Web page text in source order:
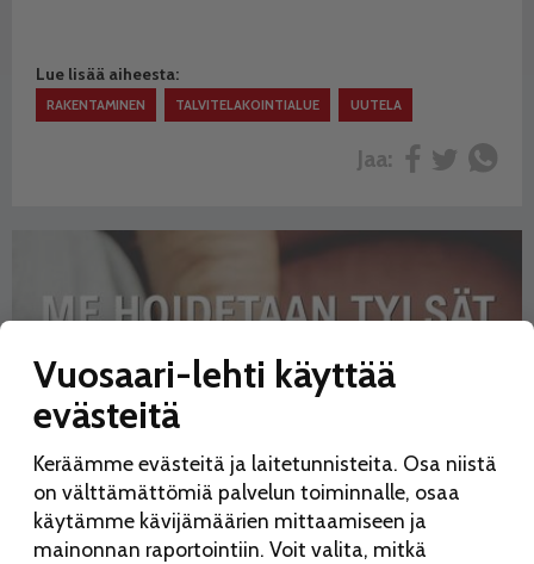
Lue lisää aiheesta:
RAKENTAMINEN TALVITELAKOINTIALUE UUTELA
Jaa:
Vuosaari-lehti käyttää
evästeitä
Keräämme evästeitä ja laitetunnisteita. Osa niistä
on välttämättömiä palvelun toiminnalle, osaa
käytämme kävijämäärien mittaamiseen ja
mainonnan raportointiin. Voit valita, mitkä